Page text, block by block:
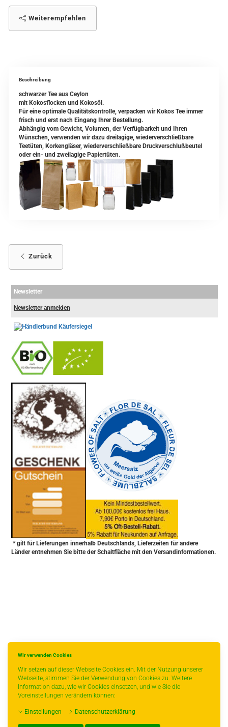
Wir verwenden Cookies
Wir setzen auf dieser Webseite Cookies ein. Mit der Nutzung unserer
Webseite, stimmen Sie der Verwendung von Cookies zu. Weitere
Information dazu, wie wir Cookies einsetzen, und wie Sie die
Voreinstellungen verändern können:
Einstellungen Datenschutzerklärung
Weiterempfehlen
Beschreibung
schwarzer Tee aus Ceylon
mit Kokosflocken und Kokosöl.
Für eine optimale Qualitätskontrolle, verpacken wir Kokos Tee immer
frisch und erst nach Eingang Ihrer Bestellung.
Abhängig vom Gewicht, Volumen, der Verfügbarkeit und Ihren
Wünschen, verwenden wir dazu dreilagige, wiederverschließbare
Teetüten, Korkengläser, wiederverschließbare Druckverschlußbeutel
oder ein- und zweilagige Papiertüten.
Zurück
Newsletter
Newsletter anmelden
* gilt für Lieferungen innerhalb Deutschlands, Lieferzeiten für andere
Länder entnehmen Sie bitte der Schaltfläche mit den Versandinformationen.